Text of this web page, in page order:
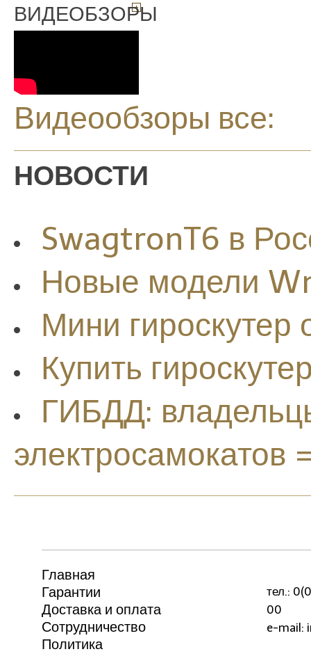
ВИДЕОБЗОРЫ
Видеообзоры все:
НОВОСТИ
SwagtronT6 в
Новые модели
Мини гироскутер
Купить
ГИБДД:
электросамокатов
Главная
Гарантии
Доставка и оплата
Сотрудничество
Политика
тел.:
00
e-mail: